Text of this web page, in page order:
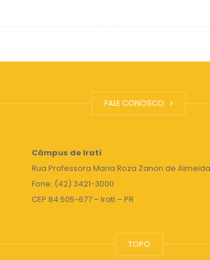
FALE CONOSCO
Câmpus de Irati
Rua Professora Maria Roza Zanon de Almeida
Fone: (42) 3421-3000
CEP 84.505-677 – Irati – PR
TOPO